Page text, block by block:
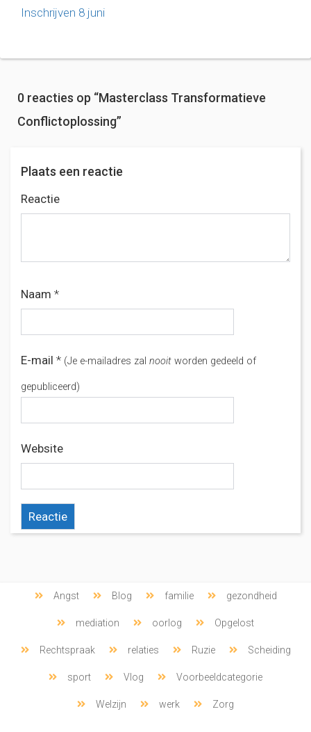
Inschrijven 8 juni
0 reacties op “Masterclass Transformatieve
Conflictoplossing”
Plaats een reactie
Reactie
Naam *
E-mail * (Je e-mailadres zal nooit worden gedeeld of
gepubliceerd)
Website
Angst Blog familie gezondheid
mediation oorlog Opgelost
Rechtspraak relaties Ruzie Scheiding
sport Vlog Voorbeeldcategorie
Welzijn werk Zorg